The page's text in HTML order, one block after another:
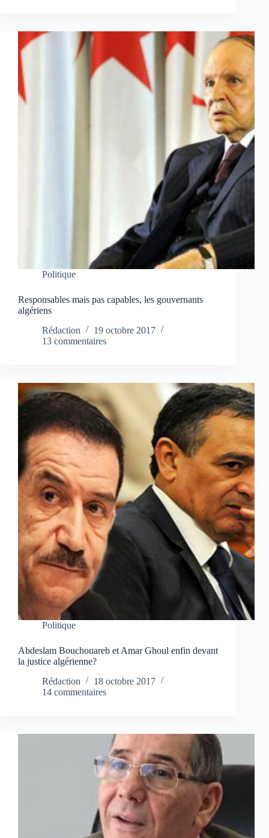
Politique
Responsables mais pas capables, les gouvernants
algériens
Rédaction
19 octobre 2017
13 commentaires
Politique
Abdeslam Bouchouareb et Amar Ghoul enfin devant
la justice algérienne?
Rédaction
18 octobre 2017
14 commentaires